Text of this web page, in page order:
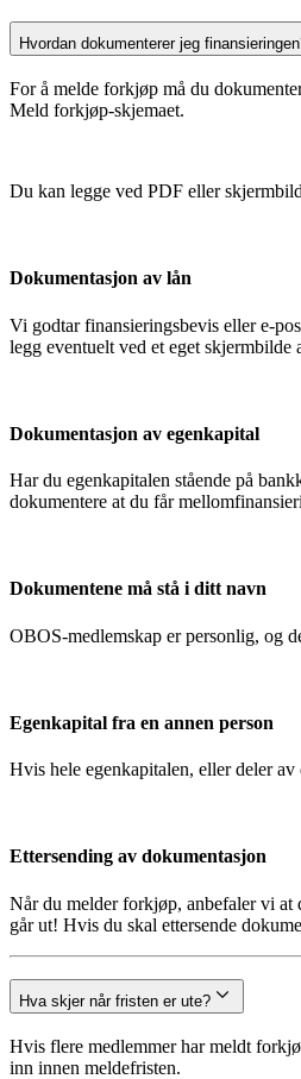
Hvordan dokumenterer jeg
For å melde forkjøp må du
Meld forkjøp-skjemaet.
Du kan legge ved PDF eller
Dokumentasjon av lån
Vi godtar finansieringsbevis eller e-
legg eventuelt ved et eget skjermbilde
Dokumentasjon av egenkapital
Har du egenkapitalen stående på
dokumentere at du får
Dokumentene må stå i ditt navn
OBOS-medlemskap er personlig, og
Egenkapital fra en annen person
Hvis hele egenkapitalen, eller deler
Ettersending av dokumentasjon
Når du melder forkjøp, anbefaler vi at
går ut! Hvis du skal ettersende
Hva skjer når fristen er ute?
Hvis flere medlemmer har meldt
inn innen meldefristen.